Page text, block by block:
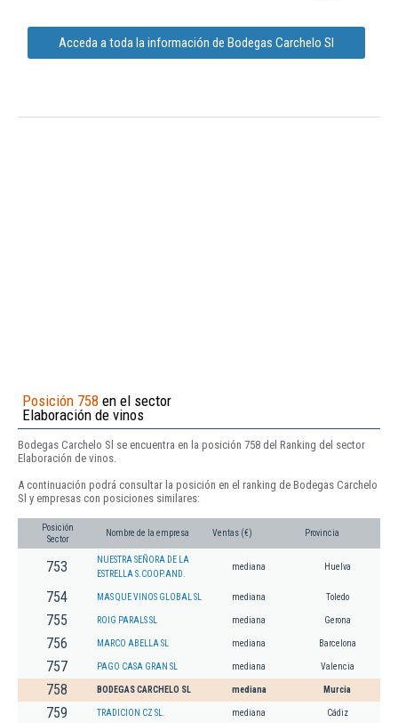
Acceda a toda la información de Bodegas Carchelo Sl
Posición 758 en el sector
Elaboración de vinos
Bodegas Carchelo Sl se encuentra en la posición 758 del Ranking del sector
Elaboración de vinos.
A continuación podrá consultar la posición en el ranking de Bodegas Carchelo
Sl y empresas con posiciones similares:
Posición
Sector
Nombre de la empresa Ventas (€) Provincia
753
NUESTRA SEÑORA DE LA
ESTRELLA S.COOP.AND.
mediana Huelva
754 MAS QUE VINOS GLOBAL SL mediana Toledo
755 ROIG PARALS SL mediana Gerona
756 MARCO ABELLA SL mediana Barcelona
757 PAGO CASA GRAN SL mediana Valencia
758 BODEGAS CARCHELO SL mediana Murcia
759 TRADICION CZ SL. mediana Cádiz